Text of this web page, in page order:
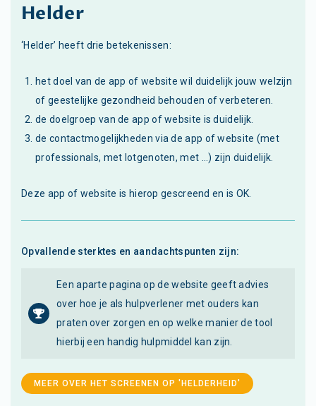
Helder
‘Helder’ heeft drie betekenissen:
het doel van de app of website wil duidelijk jouw welzijn
of geestelijke gezondheid behouden of verbeteren.
de doelgroep van de app of website is duidelijk.
de contactmogelijkheden via de app of website (met
professionals, met lotgenoten, met ...) zijn duidelijk.
Deze app of website is hierop gescreend en is OK.
Opvallende sterktes en aandachtspunten zijn:
Een aparte pagina op de website geeft advies
over hoe je als hulpverlener met ouders kan
praten over zorgen en op welke manier de tool
hierbij een handig hulpmiddel kan zijn.
MEER OVER HET SCREENEN OP 'HELDERHEID'